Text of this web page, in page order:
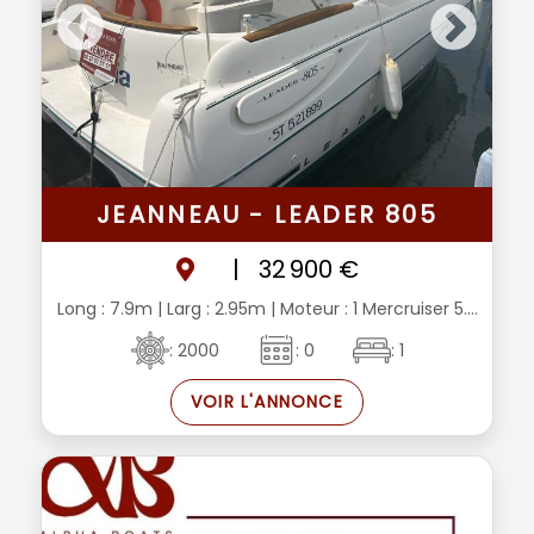
JEANNEAU - LEADER 805
|
32 900 €
Long : 7.9m | Larg : 2.95m | Moteur : 1 Mercruiser 5....
: 2000
: 0 : 1
VOIR L'ANNONCE